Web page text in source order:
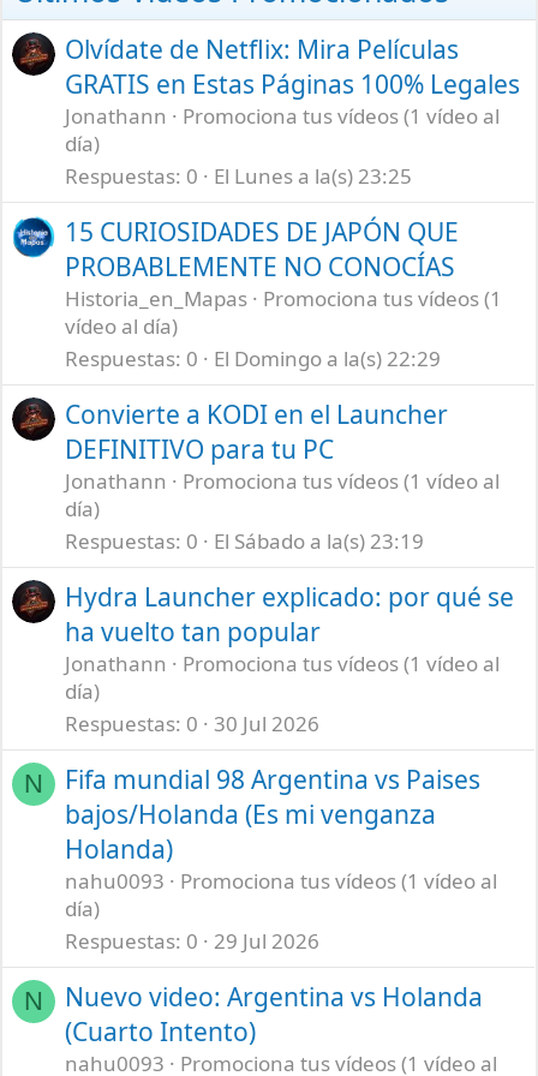
Olvídate de Netflix: Mira Películas
GRATIS en Estas Páginas 100% Legales
Jonathann
Promociona tus vídeos (1 vídeo al
día)
Respuestas 0 El Lunes a la(s) 23:25
15 CURIOSIDADES DE JAPÓN QUE
PROBABLEMENTE NO CONOCÍAS
Historia_en_Mapas
Promociona tus vídeos (1
vídeo al día)
Respuestas 0 El Domingo a la(s) 22:29
Convierte a KODI en el Launcher
DEFINITIVO para tu PC
Jonathann
Promociona tus vídeos (1 vídeo al
día)
Respuestas 0 El Sábado a la(s) 23:19
Hydra Launcher explicado: por qué se
ha vuelto tan popular
Jonathann
Promociona tus vídeos (1 vídeo al
día)
Respuestas 0 30 Jul 2026
N
Fifa mundial 98 Argentina vs Paises
bajos/Holanda (Es mi venganza
Holanda)
nahu0093
Promociona tus vídeos (1 vídeo al
día)
Respuestas 0 29 Jul 2026
N
Nuevo video: Argentina vs Holanda
(Cuarto Intento)
nahu0093 Promociona tus vídeos (1 vídeo al